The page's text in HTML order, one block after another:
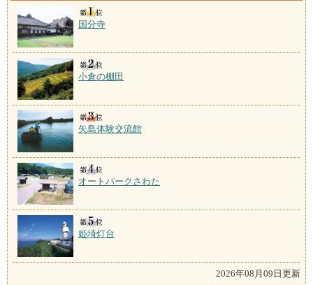
国分寺
小倉の棚田
矢島体験交流館
オートパークさわた
姫埼灯台
2026年08月09日更新